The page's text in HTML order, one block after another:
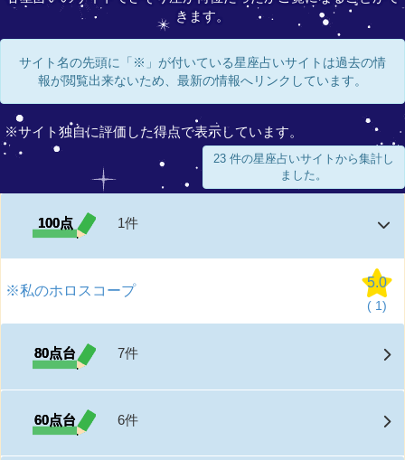
きます。
サイト名の先頭に「※」が付いている星座占いサイトは過去の情
報が閲覧出来ないため、最新の情報へリンクしています。
※サイト独自に評価した得点で表示しています。
23 件の星座占いサイトから集計し
ました。
100点 1件
※私のホロスコープ
5.0
( 1)
80点台 7件
60点台 6件